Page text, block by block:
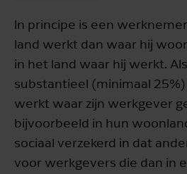
In principe is een
land werkt dan waar hij
in het land waar hij werkt.
substantieel (minimaal
werkt waar zijn werkgever
bijvoorbeeld in hun
sociaal verzekerd in dat
voor werkgevers die dan in